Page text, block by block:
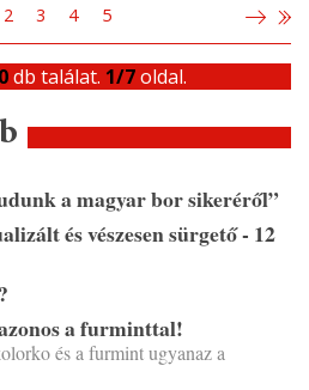
2 3 4 5
db találat. 1/7oldal.
a magyar bor sikeréről”
és vészesen sürgető - 12
a furminttal!
és a furmint ugyanaz a